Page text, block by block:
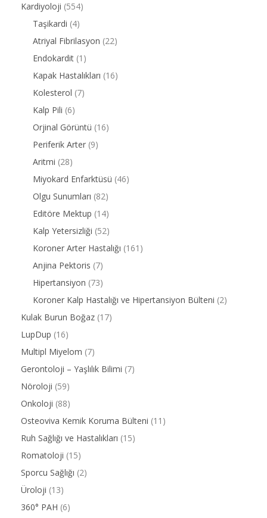
Kardiyoloji (554)
Taşikardi (4)
Atriyal Fibrilasyon (22)
Endokardit (1)
Kapak Hastalıkları (16)
Kolesterol (7)
Kalp Pili (6)
Orjinal Görüntü (16)
Periferik Arter (9)
Aritmi (28)
Miyokard Enfarktüsü (46)
Olgu Sunumları (82)
Editöre Mektup (14)
Kalp Yetersizliği (52)
Koroner Arter Hastalığı (161)
Anjina Pektoris (7)
Hipertansiyon (73)
Koroner Kalp Hastalığı ve Hipertansiyon Bülteni (2)
Kulak Burun Boğaz (17)
LupDup (16)
Multipl Miyelom (7)
Gerontoloji – Yaşlılık Bilimi (7)
Nöroloji (59)
Onkoloji (88)
Osteoviva Kemik Koruma Bülteni (11)
Ruh Sağlığı ve Hastalıkları (15)
Romatoloji (15)
Sporcu Sağlığı (2)
Üroloji (13)
360° PAH (6)